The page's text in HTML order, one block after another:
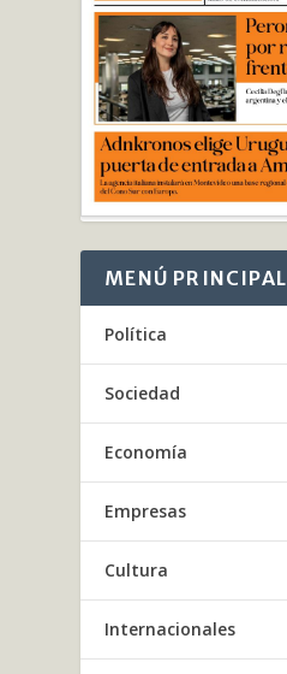
MENÚ PRINCIPAL
Política
Sociedad
Economía
Empresas
Cultura
Internacionales